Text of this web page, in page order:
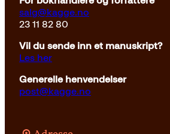
salg@kagge.no
23 11 82 80
Vil du sende inn et manuskript?
Les her
Generelle henvendelser
post@kagge.no